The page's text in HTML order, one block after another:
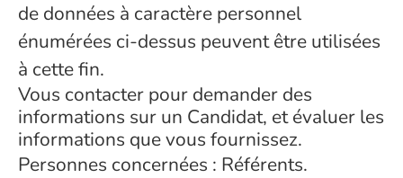
de données à caractère personnel
énumérées ci-dessus peuvent être utilisées
à cette fin.
Vous contacter pour demander des
informations sur un Candidat, et évaluer les
informations que vous fournissez.
Personnes concernées : Référents.